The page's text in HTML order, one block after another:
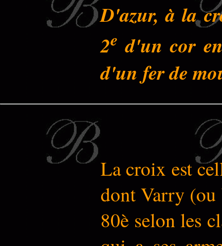
D'azur, à la
2e d'un cor
d'un fer de
La croix est
dont Varry
80è selon les